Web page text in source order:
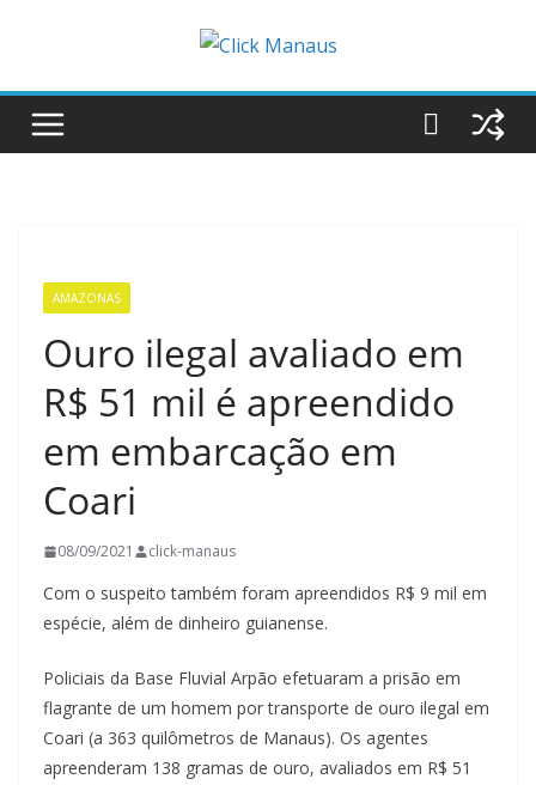
conteúdo
AMAZONAS
Ouro ilegal avaliado em
R$ 51 mil é apreendido
em embarcação em
Coari
08/09/2021 click-manaus
Com o suspeito também foram apreendidos R$ 9 mil em
espécie, além de dinheiro guianense.
Policiais da Base Fluvial Arpão efetuaram a prisão em
flagrante de um homem por transporte de ouro ilegal em
Coari (a 363 quilômetros de Manaus). Os agentes
apreenderam 138 gramas de ouro, avaliados em R$ 51